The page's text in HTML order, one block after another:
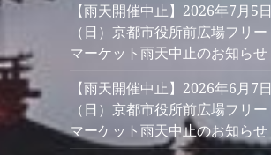
【雨天開催中止】2026年7月5日
（日）京都市役所前広場フリー
マーケット雨天中止のお知らせ
【雨天開催中止】2026年6月7日
（日）京都市役所前広場フリー
マーケット雨天中止のお知らせ